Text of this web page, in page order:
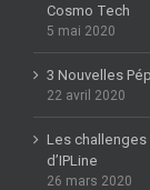
Cosmo Tech
5 mai 2020
3 Nouvelles
22 avril 2020
Les challenges
d’IPLine
26 mars 2020